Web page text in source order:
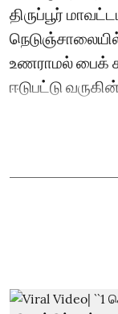
திருப்பூர்
உணராமல் பைக்
ஈடுபட்டு